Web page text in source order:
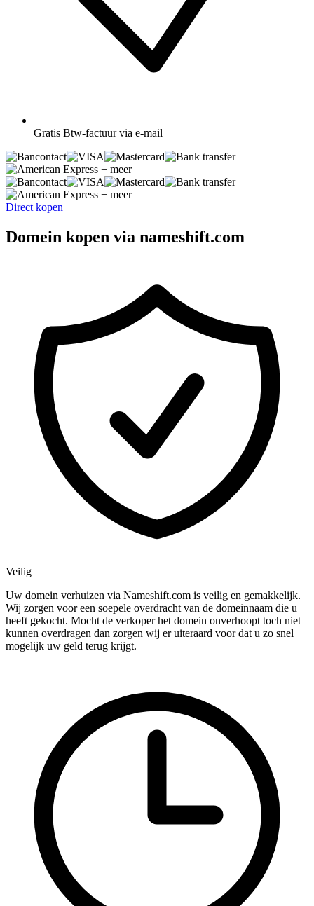
Gratis Btw-factuur via e-mail
+ meer
+ meer
Direct kopen
Domein kopen via nameshift.com
Veilig
Uw domein verhuizen via Nameshift.com is veilig en gemakkelijk.
Wij zorgen voor een soepele overdracht van de domeinnaam die u
heeft gekocht. Mocht de verkoper het domein onverhoopt toch niet
kunnen overdragen dan zorgen wij er uiteraard voor dat u zo snel
mogelijk uw geld terug krijgt.